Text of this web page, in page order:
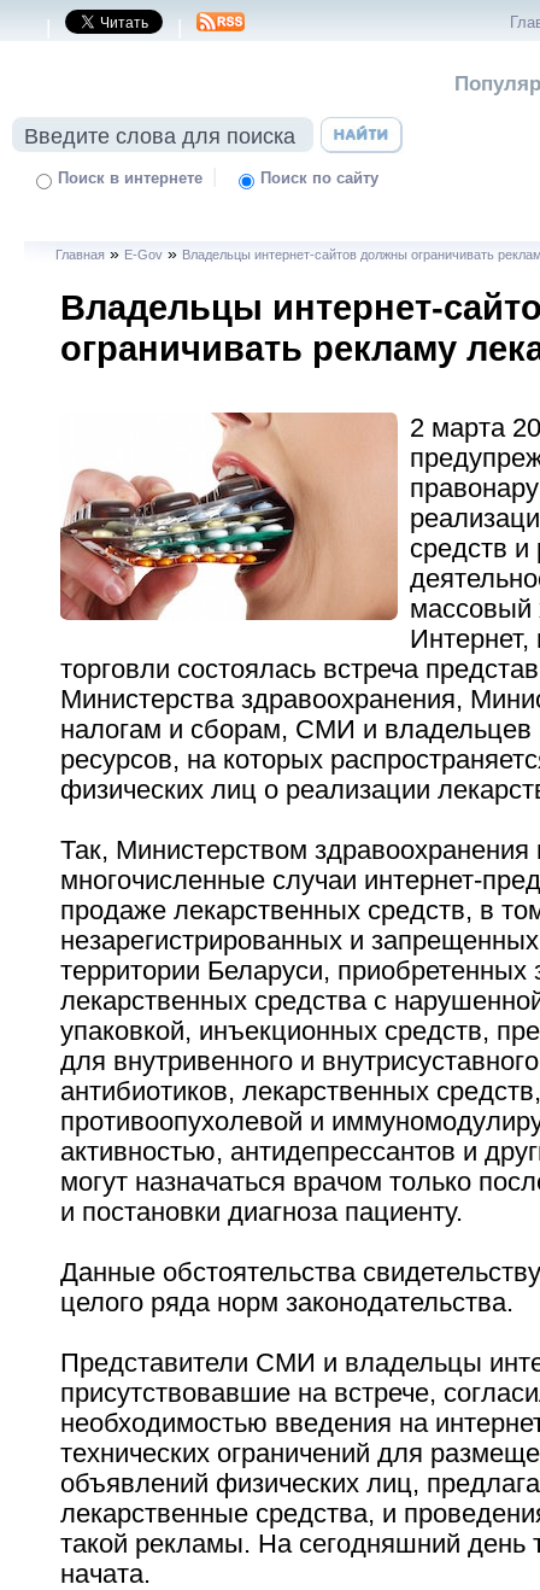
| |
Поиск в интернете | Поиск по сайту
Главная » E-Gov » Владельцы интернет-сайтов должны ограничивать
Владельцы интернет-
ограничивать рекламу
2 марта
средств
массовый
торговли состоялась встреча
Министерства здравоохранения,
налогам и сборам, СМИ и владельцев
ресурсов, на которых
физических лиц о реализации
Так, Министерством
многочисленные случаи интернет-
продаже лекарственных средств, в
незарегистрированных и
территории Беларуси, приобретенных
лекарственных средства с
упаковкой, инъекционных средств,
для внутривенного и
антибиотиков, лекарственных
противоопухолевой и
активностью, антидепрессантов и
могут назначаться врачом только
и постановки диагноза пациенту.
Данные обстоятельства
целого ряда норм законодательства.
Представители СМИ и владельцы
присутствовавшие на встрече,
необходимостью введения на
технических ограничений для
объявлений физических лиц,
лекарственные средства, и
такой рекламы. На сегодняшний день
начата.